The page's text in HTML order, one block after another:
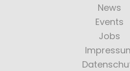
News
Events
Jobs